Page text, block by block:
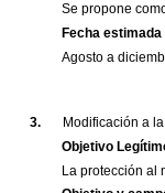
Se propone
Fecha estimada
Agosto a
3.
Modificación a la
Objetivo
La protección al